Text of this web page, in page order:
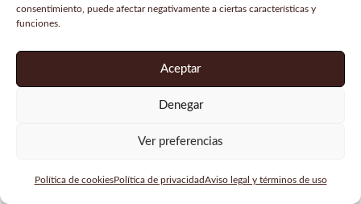
consentimiento, puede afectar negativamente a ciertas características y
funciones.
Aceptar
Denegar
Ver preferencias
Política de cookiesPolítica de privacidadAviso legal y términos de uso
oscuros machones y las campanillas
ruinosas almenas. Los desiguales soplos
de la brisa, el graznido de las aves
nocturnas y el rumor de los reptiles que
se deslizaban entre las altas hierbas,
silencio de la muerte de aquel lugar